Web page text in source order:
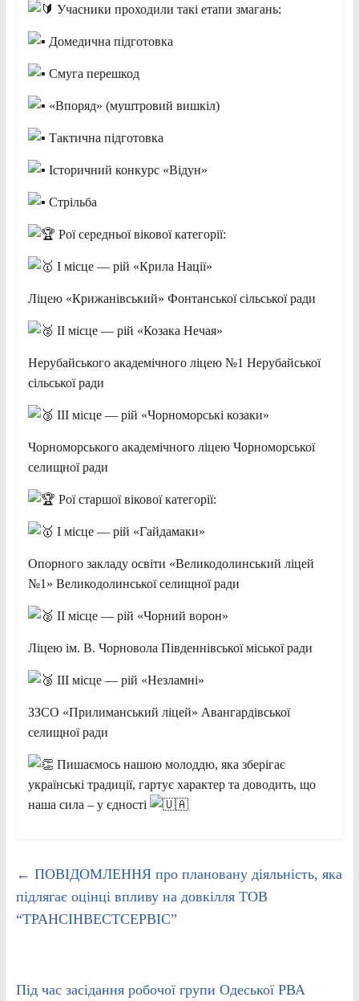
Учасники проходили такі етапи змагань:
Домедична підготовка
Смуга перешкод
«Впоряд» (муштровий вишкіл)
Тактична підготовка
Історичний конкурс «Відун»
Стрільба
Рої середньої вікової категорії:
І місце — рій «Крила Нації»
Ліцею «Крижанівський» Фонтанської сільської ради
ІІ місце — рій «Козака Нечая»
Нерубайського академічного ліцею №1 Нерубайської
сільської ради
ІІІ місце — рій «Чорноморські козаки»
Чорноморського академічного ліцею Чорноморської
селищної ради
Рої старшої вікової категорії:
І місце — рій «Гайдамаки»
Опорного закладу освіти «Великодолинський ліцей
№1» Великодолинської селищної ради
ІІ місце — рій «Чорний ворон»
Ліцею ім. В. Чорновола Південнівської міської ради
ІІІ місце — рій «Незламні»
ЗЗСО «Прилиманський ліцей» Авангардівської
селищної ради
Пишаємось нашою молоддю, яка зберігає
українські традиції, гартує характер та доводить, що
наша сила – у єдності
← ПОВІДОМЛЕННЯ про плановану діяльність, яка
підлягає оцінці впливу на довкілля ТОВ
“ТРАНСІНВЕСТСЕРВІС”
Під час засідання робочої групи Одеської РВА